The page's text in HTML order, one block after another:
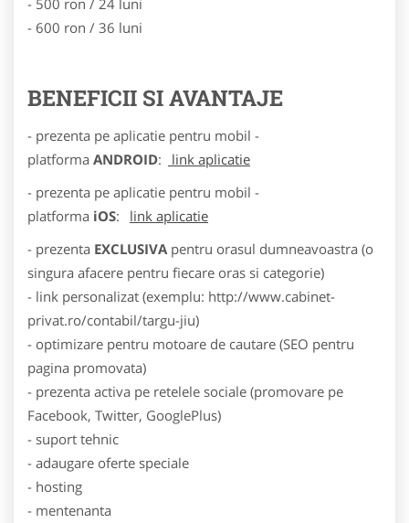
- 600 ron / 36 luni
BENEFICII SI AVANTAJE
- prezenta pe aplicatie pentru mobil -
platforma ANDROID:
link aplicatie
- prezenta pe aplicatie pentru mobil -
platforma iOS:
link aplicatie
- prezenta EXCLUSIVA pentru orasul dumneavoastra (o
singura afacere pentru fiecare oras si categorie)
- link personalizat (exemplu: http://www.cabinet-
privat.ro/contabil/targu-jiu)
- optimizare pentru motoare de cautare (SEO pentru
pagina promovata)
- prezenta activa pe retelele sociale (promovare pe
Facebook, Twitter, GooglePlus)
- suport tehnic
- adaugare oferte speciale
- hosting
- mentenanta